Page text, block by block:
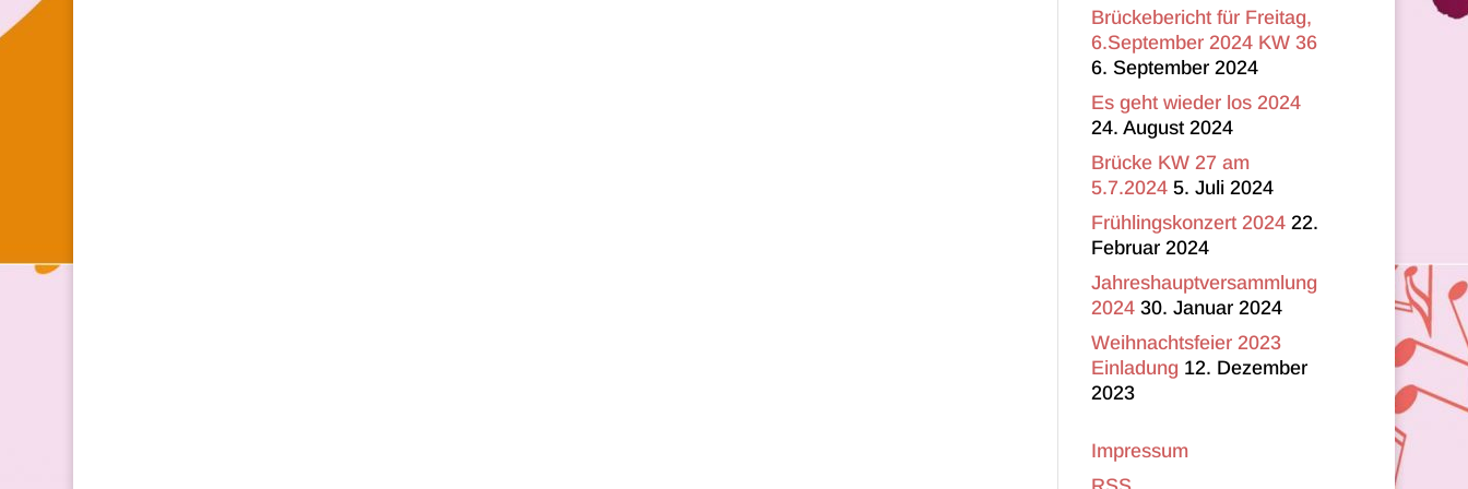
Brückebericht für Freitag,
6.September 2024 KW 36
6. September 2024
Es geht wieder los 2024
24. August 2024
Brücke KW 27 am
5.7.2024 5. Juli 2024
Frühlingskonzert 2024 22.
Februar 2024
Jahreshauptversammlung
2024 30. Januar 2024
Weihnachtsfeier 2023
Einladung 12. Dezember
2023
Impressum